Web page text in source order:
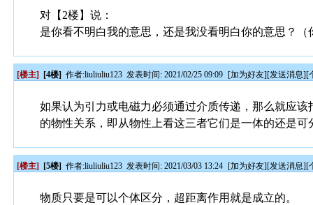
对【2楼】说：
是你看不明白我的意思，还是我没看明白你的意思？
[楼主] [4楼] 作者:liuliuliu123 发表时间: 2021/02/25 09:09 [加为好友][发送消息][
如果认为引力或电磁力必须通过介质传递，那么就应
的物性关系，即从物性上看这三者它们是一体的还是可
[楼主] [5楼] 作者:liuliuliu123 发表时间: 2021/03/03 13:24 [加为好友][发送消息][
物质只要是可以个体区分，超距离作用就是成立的。